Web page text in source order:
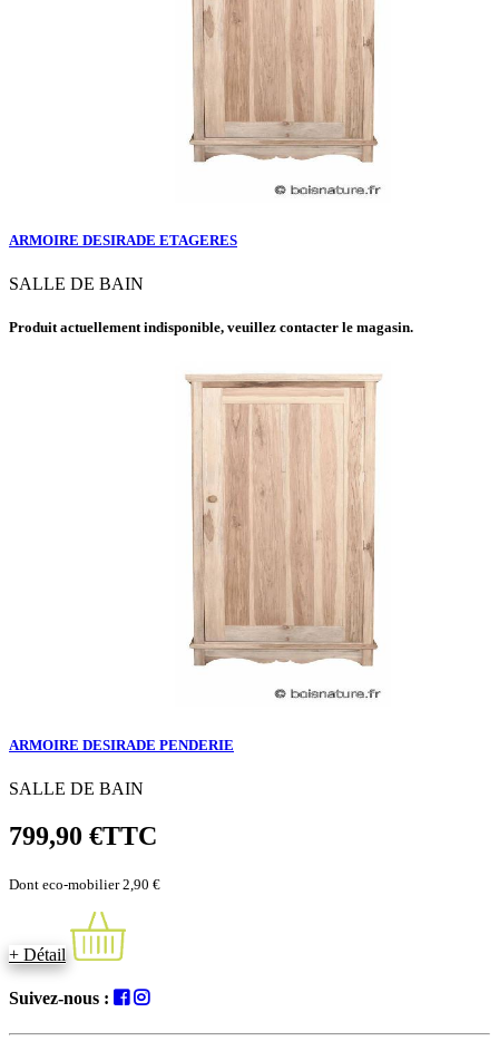
ARMOIRE DESIRADE ETAGERES
SALLE DE BAIN
Produit actuellement indisponible, veuillez contacter le magasin.
ARMOIRE DESIRADE PENDERIE
SALLE DE BAIN
799,90 €TTC
Dont eco-mobilier 2,90 €
+ Détail
Suivez-nous :